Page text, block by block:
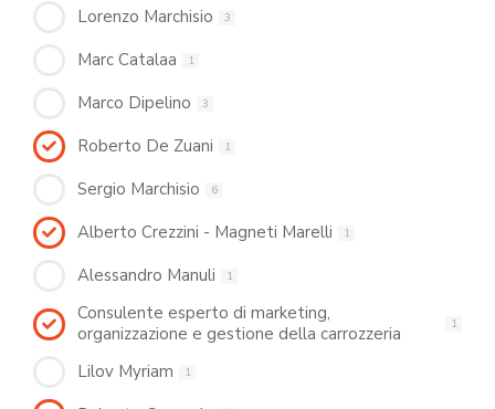
Lorenzo Marchisio 3
Marc Catalaa 1
Marco Dipelino 3
Roberto De Zuani 1
Sergio Marchisio 6
Alberto Crezzini - Magneti Marelli 1
Alessandro Manuli 1
Consulente esperto di marketing,
organizzazione e gestione della carrozzeria
1
Lilov Myriam 1